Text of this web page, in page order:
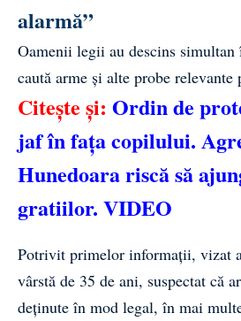
alarmă”
Oamenii legii au descins
caută arme și alte probe relevante
Citește și: Ordin de
jaf în fața copilului.
Hunedoara riscă să
gratiilor. VIDEO
Potrivit primelor informații, vizat
vârstă de 35 de ani, suspectat că
deținute în mod legal, în mai